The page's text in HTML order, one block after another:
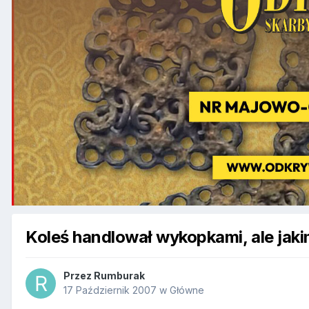
Koleś handlował wykopkami, ale
Przez Rumburak
17 Październik 2007 w Główne